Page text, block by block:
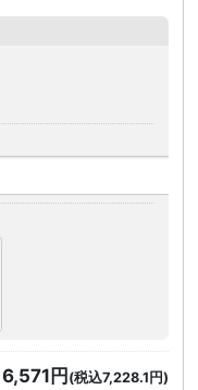
6,571円(税込7,228.1円)